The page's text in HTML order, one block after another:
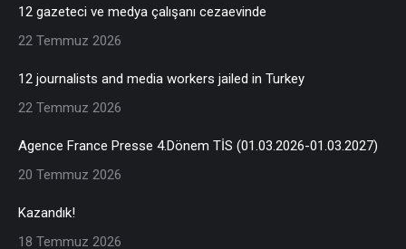
12 gazeteci ve medya çalışanı cezaevinde
22 Temmuz 2026
12 journalists and media workers jailed in Turkey
22 Temmuz 2026
Agence France Presse 4.Dönem TİS (01.03.2026-01.03.2027)
20 Temmuz 2026
Kazandık!
18 Temmuz 2026